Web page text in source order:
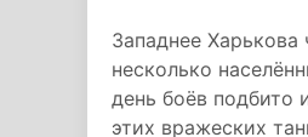
Западнее
несколько
день боёв подбито
этих вражеских